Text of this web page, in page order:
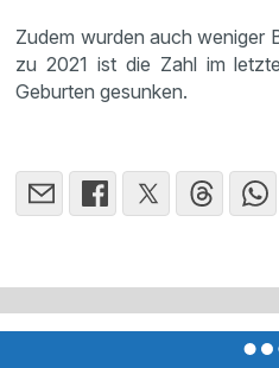
Zudem wurden auch weniger
zu 2021 ist die Zahl im
Geburten gesunken.